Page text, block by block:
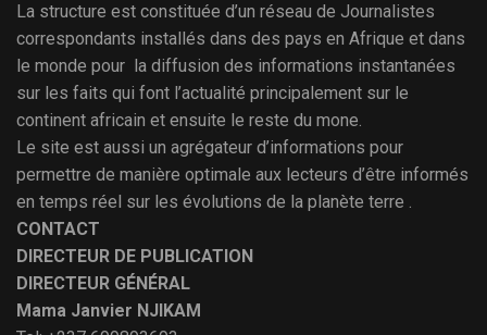
La structure est constituée d’un réseau de Journalistes
correspondants installés dans des pays en Afrique et dans
le monde pour la diffusion des informations instantanées
sur les faits qui font l’actualité principalement sur le
continent africain et ensuite le reste du mone.
Le site est aussi un agrégateur d’informations pour
permettre de manière optimale aux lecteurs d’être informés
en temps réel sur les évolutions de la planète terre .
CONTACT
DIRECTEUR DE PUBLICATION
DIRECTEUR GÉNÉRAL
Mama Janvier NJIKAM